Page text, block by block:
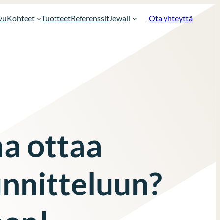
Kohteet TuotteetReferenssit Jewall Ota yhteyttä
ottaa